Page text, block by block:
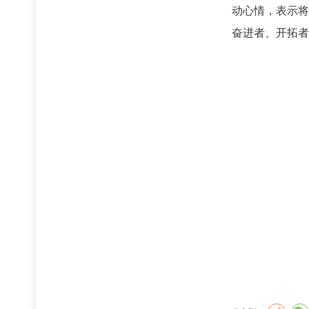
动心情，表示
奋进者、开拓者